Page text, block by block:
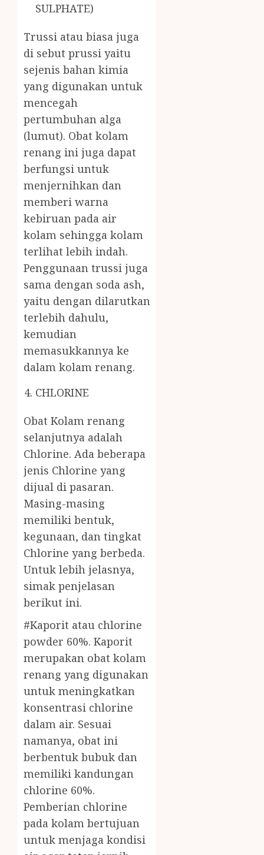
SULPHATE)
Trussi atau biasa juga
di sebut prussi yaitu
sejenis bahan kimia
yang digunakan untuk
mencegah
pertumbuhan alga
(lumut). Obat kolam
renang ini juga dapat
berfungsi untuk
menjernihkan dan
memberi warna
kebiruan pada air
kolam sehingga kolam
terlihat lebih indah.
Penggunaan trussi juga
sama dengan soda ash,
yaitu dengan dilarutkan
terlebih dahulu,
kemudian
memasukkannya ke
dalam kolam renang.
CHLORINE
Obat Kolam renang
selanjutnya adalah
Chlorine. Ada beberapa
jenis Chlorine yang
dijual di pasaran.
Masing-masing
memiliki bentuk,
kegunaan, dan tingkat
Chlorine yang berbeda.
Untuk lebih jelasnya,
simak penjelasan
berikut ini.
#Kaporit atau chlorine
powder 60%. Kaporit
merupakan obat kolam
renang yang digunakan
untuk meningkatkan
konsentrasi chlorine
dalam air. Sesuai
namanya, obat ini
berbentuk bubuk dan
memiliki kandungan
chlorine 60%.
Pemberian chlorine
pada kolam bertujuan
untuk menjaga kondisi